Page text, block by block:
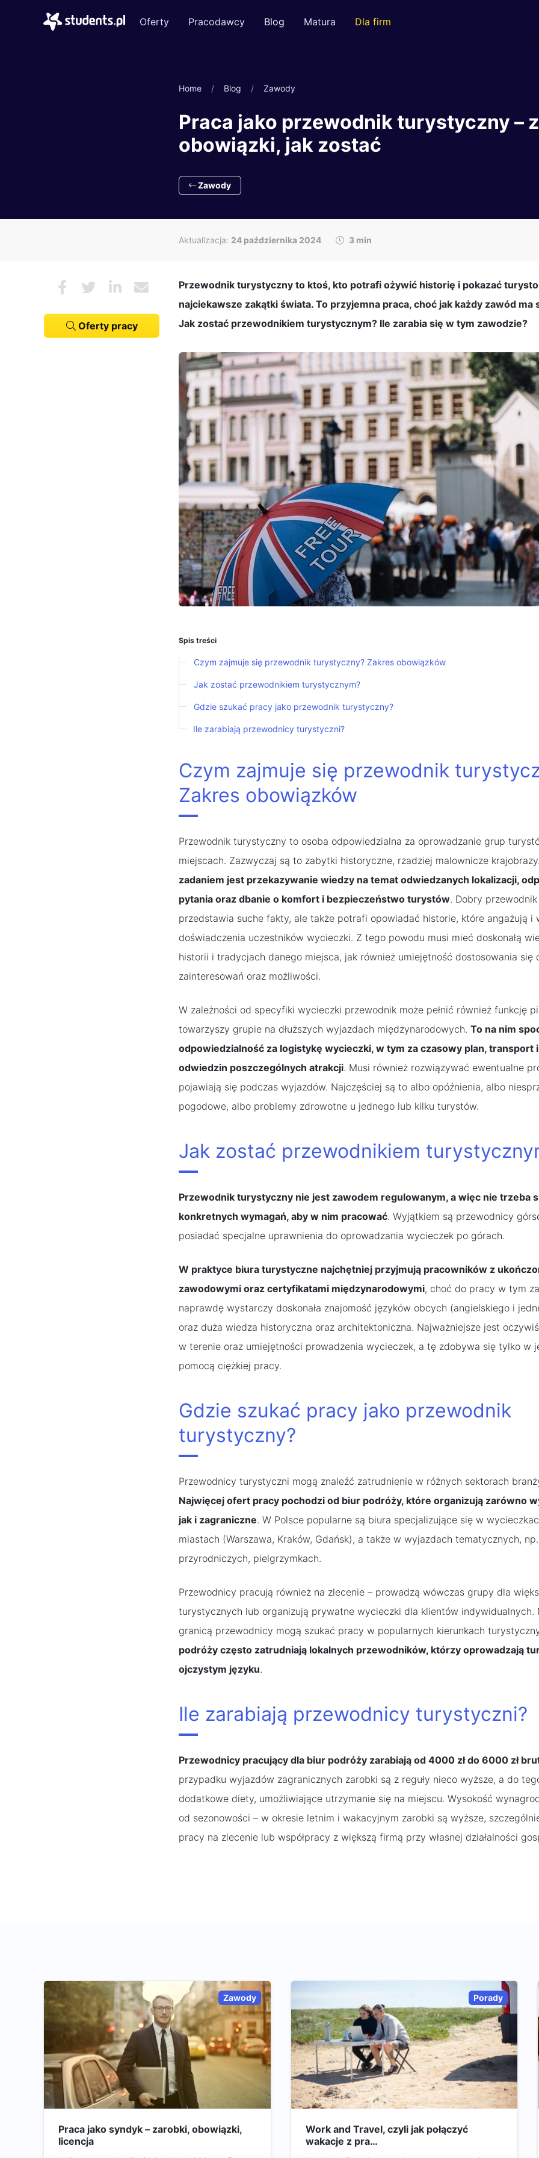
Oferty Pracodawcy Blog Matura Dla firm
Home Blog Zawody
Praca jako przewodnik turystyczny –
obowiązki, jak zostać
Zawody
Aktualizacja: 24 października 2024 3 min
Przewodnik turystyczny to ktoś, kto potrafi ożywić historię i pokazać
najciekawsze zakątki świata. To przyjemna praca, choć jak każdy zawód ma
Jak zostać przewodnikiem turystycznym? Ile zarabia się w tym zawodzie?
Spis treści
Czym zajmuje się przewodnik turystyczny? Zakres obowiązków
Jak zostać przewodnikiem turystycznym?
Gdzie szukać pracy jako przewodnik turystyczny?
Ile zarabiają przewodnicy turystyczni?
Czym zajmuje się przewodnik
Zakres obowiązków
Przewodnik turystyczny to osoba odpowiedzialna za oprowadzanie grup
miejscach. Zazwyczaj są to zabytki historyczne, rzadziej malownicze
zadaniem jest przekazywanie wiedzy na temat odwiedzanych lokalizacji,
pytania oraz dbanie o komfort i bezpieczeństwo turystów. Dobry
przedstawia suche fakty, ale także potrafi opowiadać historie, które angażują i
doświadczenia uczestników wycieczki. Z tego powodu musi mieć doskonałą
historii i tradycjach danego miejsca, jak również umiejętność dostosowania się
zainteresowań oraz możliwości.
W zależności od specyfiki wycieczki przewodnik może pełnić również funkcję
towarzyszy grupie na dłuższych wyjazdach międzynarodowych. To na nim
odpowiedzialność za logistykę wycieczki, w tym za czasowy plan, transport
odwiedzin poszczególnych atrakcji. Musi również rozwiązywać ewentualne
pojawiają się podczas wyjazdów. Najczęściej są to albo opóźnienia, albo
pogodowe, albo problemy zdrowotne u jednego lub kilku turystów.
Jak zostać przewodnikiem
Przewodnik turystyczny nie jest zawodem regulowanym, a więc nie trzeba
konkretnych wymagań, aby w nim pracować. Wyjątkiem są przewodnicy
posiadać specjalne uprawnienia do oprowadzania wycieczek po górach.
W praktyce biura turystyczne najchętniej przyjmują pracowników z
zawodowymi oraz certyfikatami międzynarodowymi, choć do pracy w tym
naprawdę wystarczy doskonała znajomość języków obcych (angielskiego i
oraz duża wiedza historyczna oraz architektoniczna. Najważniejsze jest
w terenie oraz umiejętności prowadzenia wycieczek, a tę zdobywa się tylko w
pomocą ciężkiej pracy.
Gdzie szukać pracy jako przewodnik
turystyczny?
Przewodnicy turystyczni mogą znaleźć zatrudnienie w różnych sektorach
Najwięcej ofert pracy pochodzi od biur podróży, które organizują zarówno
jak i zagraniczne. W Polsce popularne są biura specjalizujące się w
miastach (Warszawa, Kraków, Gdańsk), a także w wyjazdach tematycznych,
przyrodniczych, pielgrzymkach.
Przewodnicy pracują również na zlecenie – prowadzą wówczas grupy dla
turystycznych lub organizują prywatne wycieczki dla klientów indywidualnych.
granicą przewodnicy mogą szukać pracy w popularnych kierunkach
podróży często zatrudniają lokalnych przewodników, którzy oprowadzają
ojczystym języku.
Ile zarabiają przewodnicy turystyczni?
Przewodnicy pracujący dla biur podróży zarabiają od 4000 zł do 6000 zł
przypadku wyjazdów zagranicznych zarobki są z reguły nieco wyższe, a do
dodatkowe diety, umożliwiające utrzymanie się na miejscu. Wysokość
od sezonowości – w okresie letnim i wakacyjnym zarobki są wyższe,
pracy na zlecenie lub współpracy z większą firmą przy własnej działalności
Oferty pracy
Zawody
Praca jako syndyk – zarobki, obowiązki,
licencja
Porady
Work and Travel, czyli jak połączyć
wakacje z pra…